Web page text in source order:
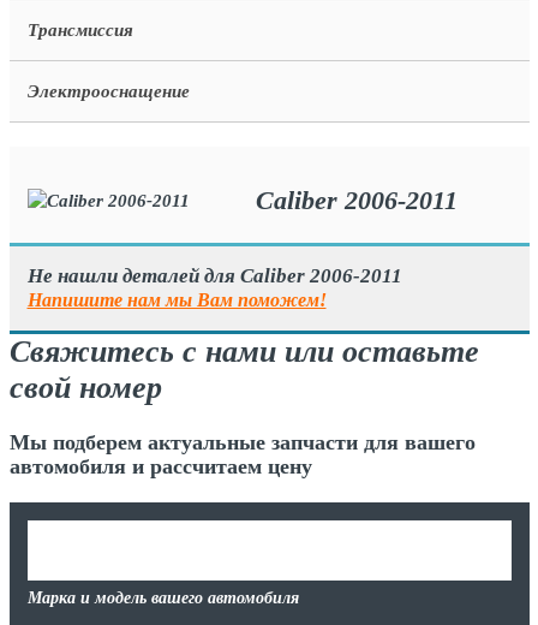
Трансмиссия
Электрооснащение
Caliber 2006-2011
Не нашли деталей для Caliber 2006-2011
Напишите нам мы Вам поможем!
Свяжитесь с нами или оставьте
свой номер
Мы подберем актуальные запчасти для вашего
автомобиля и рассчитаем цену
Марка и модель вашего автомобиля